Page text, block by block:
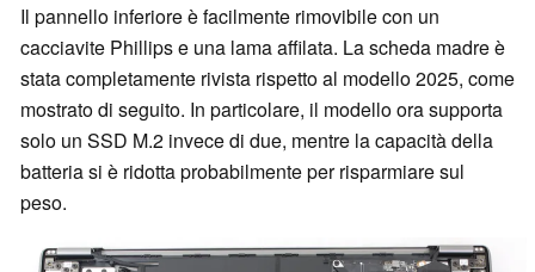
Il pannello inferiore è facilmente rimovibile con un
cacciavite Phillips e una lama affilata. La scheda madre è
stata completamente rivista rispetto al modello 2025, come
mostrato di seguito. In particolare, il modello ora supporta
solo un SSD M.2 invece di due, mentre la capacità della
batteria si è ridotta probabilmente per risparmiare sul
peso.